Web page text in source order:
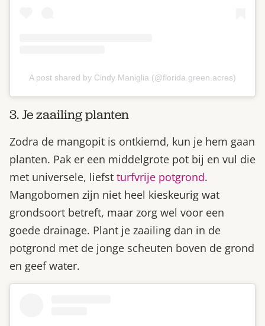
A post shared by Cindy Maniglia (@florida.green.acres)
3. Je zaailing planten
Zodra de mangopit is ontkiemd, kun je hem gaan
planten. Pak er een middelgrote pot bij en vul die
met universele, liefst turfvrije potgrond.
Mangobomen zijn niet heel kieskeurig wat
grondsoort betreft, maar zorg wel voor een
goede drainage. Plant je zaailing dan in de
potgrond met de jonge scheuten boven de grond
en geef water.